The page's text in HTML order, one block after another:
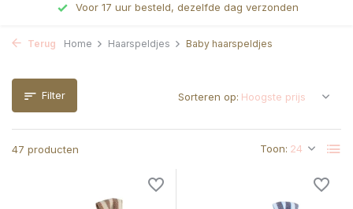
Voor 17 uur besteld, dezelfde dag verzonden
Terug Home Haarspeldjes Baby haarspeldjes
Filter
47 producten Toon:
Sorteren op: